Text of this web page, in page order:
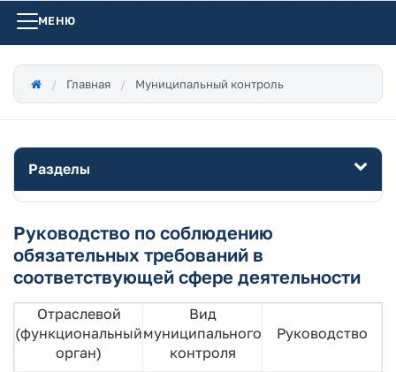
МЕНЮ
Главная Муниципальный контроль
Разделы
Руководство по соблюдению
обязательных требований в
соответствующей сфере деятельности
Отраслевой
(функциональный
орган)
Вид
муниципального
контроля
Руководство